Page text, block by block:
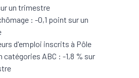
un trimestre
: -0,1 point sur un
d'emploi inscrits à Pôle
catégories ABC : -1,8 % sur